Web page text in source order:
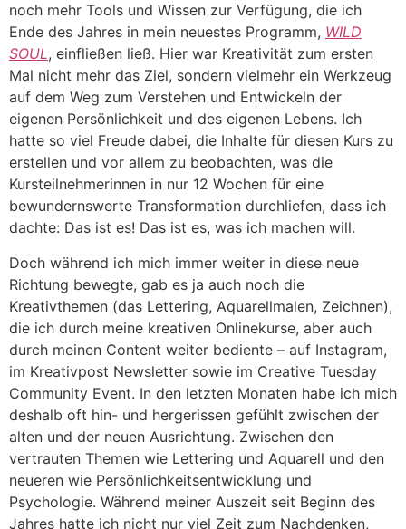
noch mehr Tools und Wissen zur Verfügung, die ich
Ende des Jahres in mein neuestes Programm, WILD
SOUL, einfließen ließ. Hier war Kreativität zum ersten
Mal nicht mehr das Ziel, sondern vielmehr ein Werkzeug
auf dem Weg zum Verstehen und Entwickeln der
eigenen Persönlichkeit und des eigenen Lebens. Ich
hatte so viel Freude dabei, die Inhalte für diesen Kurs zu
erstellen und vor allem zu beobachten, was die
Kursteilnehmerinnen in nur 12 Wochen für eine
bewundernswerte Transformation durchliefen, dass ich
dachte: Das ist es! Das ist es, was ich machen will.
Doch während ich mich immer weiter in diese neue
Richtung bewegte, gab es ja auch noch die
Kreativthemen (das Lettering, Aquarellmalen, Zeichnen),
die ich durch meine kreativen Onlinekurse, aber auch
durch meinen Content weiter bediente – auf Instagram,
im Kreativpost Newsletter sowie im Creative Tuesday
Community Event. In den letzten Monaten habe ich mich
deshalb oft hin- und hergerissen gefühlt zwischen der
alten und der neuen Ausrichtung. Zwischen den
vertrauten Themen wie Lettering und Aquarell und den
neueren wie Persönlichkeitsentwicklung und
Psychologie. Während meiner Auszeit seit Beginn des
Jahres hatte ich nicht nur viel Zeit zum Nachdenken,